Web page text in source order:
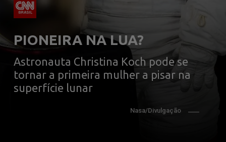
PIONEIRA NA LUA?
Astronauta Christina Koch pode se
tornar a primeira mulher a pisar na
superfície lunar
Nasa/Divulgação